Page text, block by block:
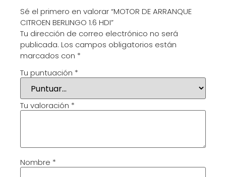
Sé el primero en valorar “MOTOR DE ARRANQUE
CITROEN BERLINGO 1.6 HDI”
Tu dirección de correo electrónico no será
publicada. Los campos obligatorios están
marcados con *
Tu puntuación *
Tu valoración *
Nombre *